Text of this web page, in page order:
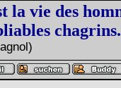
la vie des
chagrins.